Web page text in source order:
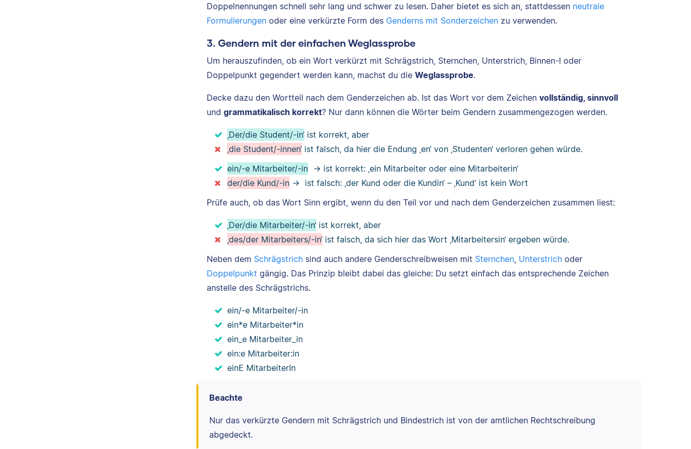
Doppelnennungen schnell sehr lang und schwer zu lesen. Daher bietet es sich an, stattdessen neutrale
Formulierungen oder eine verkürzte Form des Genderns mit Sonderzeichen zu verwenden.
3. Gendern mit der einfachen Weglassprobe
Um herauszufinden, ob ein Wort verkürzt mit Schrägstrich, Sternchen, Unterstrich, Binnen-I oder
Doppelpunkt gegendert werden kann, machst du die Weglassprobe.
Decke dazu den Wortteil nach dem Genderzeichen ab. Ist das Wort vor dem Zeichen vollständig, sinnvoll
und grammatikalisch korrekt? Nur dann können die Wörter beim Gendern zusammengezogen werden.
‚Der/die Student/-in‘ ist korrekt, aber
‚die Student/-innen‘ ist falsch, da hier die Endung ‚en‘ von ‚Studenten‘ verloren gehen würde.
ein/-e Mitarbeiter/-in → ist korrekt: ‚ein Mitarbeiter oder eine Mitarbeiterin‘
der/die Kund/-in → ist falsch: ‚der Kund oder die Kundin‘ – ‚Kund‘ ist kein Wort
Prüfe auch, ob das Wort Sinn ergibt, wenn du den Teil vor und nach dem Genderzeichen zusammen liest:
‚Der/die Mitarbeiter/-in‘ ist korrekt, aber
‚des/der Mitarbeiters/-in‘ ist falsch, da sich hier das Wort ‚Mitarbeitersin‘ ergeben würde.
Neben dem Schrägstrich sind auch andere Genderschreibweisen mit Sternchen, Unterstrich oder
Doppelpunkt gängig. Das Prinzip bleibt dabei das gleiche: Du setzt einfach das entsprechende Zeichen
anstelle des Schrägstrichs.
ein/-e Mitarbeiter/-in
ein*e Mitarbeiter*in
ein_e Mitarbeiter_in
ein:e Mitarbeiter:in
einE MitarbeiterIn
Beachte
Nur das verkürzte Gendern mit Schrägstrich und Bindestrich ist von der amtlichen Rechtschreibung
abgedeckt.